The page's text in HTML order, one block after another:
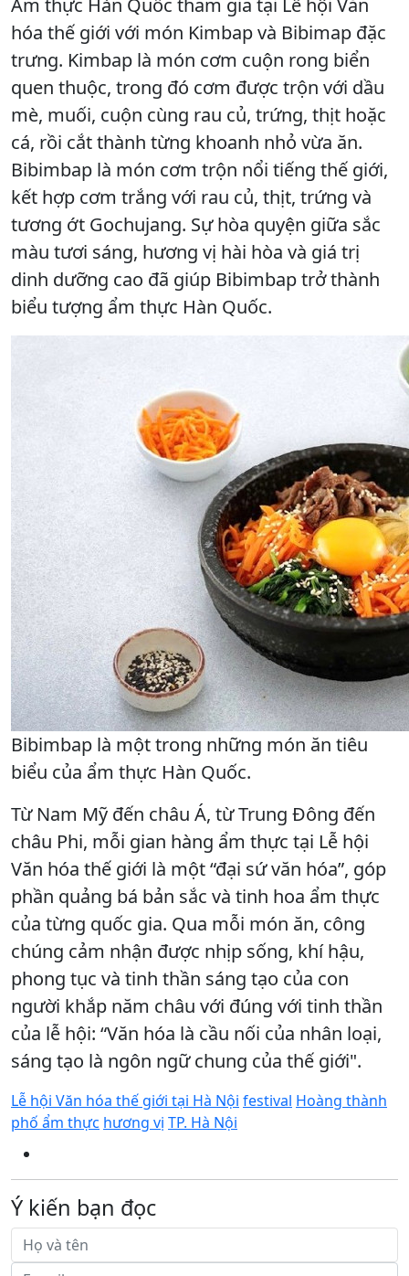
Ẩm thực Hàn Quốc tham gia tại Lễ hội Văn
hóa thế giới với món Kimbap và Bibimap đặc
trưng. Kimbap là món cơm cuộn rong biển
quen thuộc, trong đó cơm được trộn với dầu
mè, muối, cuộn cùng rau củ, trứng, thịt hoặc
cá, rồi cắt thành từng khoanh nhỏ vừa ăn.
Bibimbap là món cơm trộn nổi tiếng thế giới,
kết hợp cơm trắng với rau củ, thịt, trứng và
tương ớt Gochujang. Sự hòa quyện giữa sắc
màu tươi sáng, hương vị hài hòa và giá trị
dinh dưỡng cao đã giúp Bibimbap trở thành
biểu tượng ẩm thực Hàn Quốc.
Bibimbap là một trong những món ăn tiêu
biểu của ẩm thực Hàn Quốc.
Từ Nam Mỹ đến châu Á, từ Trung Đông đến
châu Phi, mỗi gian hàng ẩm thực tại Lễ hội
Văn hóa thế giới là một “đại sứ văn hóa”, góp
phần quảng bá bản sắc và tinh hoa ẩm thực
của từng quốc gia. Qua mỗi món ăn, công
chúng cảm nhận được nhịp sống, khí hậu,
phong tục và tinh thần sáng tạo của con
người khắp năm châu với đúng với tinh thần
của lễ hội: “Văn hóa là cầu nối của nhân loại,
sáng tạo là ngôn ngữ chung của thế giới".
Lễ hội Văn hóa thế giới tại Hà Nội festival Hoàng thành
phố ẩm thực hương vị TP. Hà Nội
Ý kiến bạn đọc